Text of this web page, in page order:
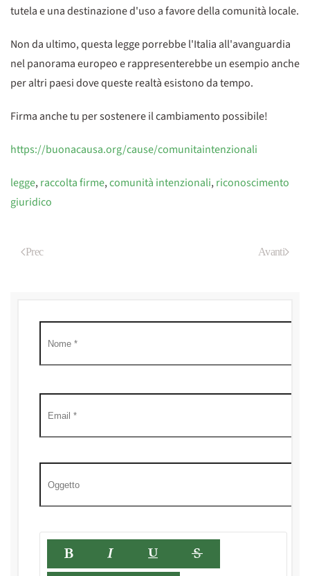
tutela e una destinazione d'uso a favore della comunità locale.
Non da ultimo, questa legge porrebbe l'Italia all'avanguardia
nel panorama europeo e rappresenterebbe un esempio anche
per altri paesi dove queste realtà esistono da tempo.
Firma anche tu per sostenere il cambiamento possibile!
https://buonacausa.org/cause/comunitaintenzionali
legge,raccolta firme,comunità intenzionali,riconoscimento
giuridico
Prec Avanti